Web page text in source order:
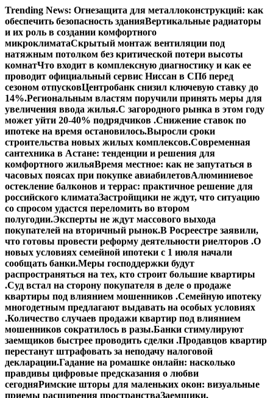
Перейти
к
содержимому
Trending News: Огнезащита для металлоконструкций: как
обеспечить безопасность зданияВертикальные радиаторы
и их роль в создании комфортного
микроклиматаСкрытый монтаж вентиляции под
натяжным потолком без критической потери высоты
комнатЧто входит в комплексную диагностику и как ее
проводит официальный сервис Ниссан в СПб перед
сезоном отпусковЦентробанк снизил ключевую ставку до
14%.Региональным властям поручили принять меры для
увеличения ввода жилья.С загородного рынка в этом году
может уйти 20-40% подрядчиков .Снижение ставок по
ипотеке на время остановилось.Выросли сроки
строительства новых жилых комплексов.Современная
сантехника в Астане: тенденции и решения для
комфортного жильяВремя местное: как не запутаться в
часовых поясах при покупке авиабилетовАлюминиевое
остекление балконов и террас: практичное решение для
российского климатаЗастройщики не ждут, что ситуацию
со спросом удастся переломить во втором
полугодии.Эксперты не ждут массового выхода
покупателей на вторичный рынок.В Росреестре заявили,
что готовы провести реформу деятельности риелторов .О
новых условиях семейной ипотеки с 1 июля начали
сообщать банки.Меры господдержки будут
распространяться на тех, кто строит большие квартиры
.Суд встал на сторону покупателя в деле о продаже
квартиры под влиянием мошенников .Семейную ипотеку
многодетным предлагают выдавать на особых условиях
.Количество случаев продажи квартир под влиянием
мошенников сократилось в разы.Банки стимулируют
заемщиков быстрее проводить сделки .Продавцов квартир
перестанут штрафовать за неподачу налоговой
декларации.Гадание на ромашке онлайн: насколько
правдивы цифровые предсказания о любви
сегодняРимские шторы для маленьких окон: визуальные
приемы расширения пространстваЗаемщики,